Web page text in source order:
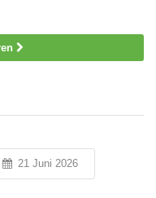
21 Juni 2026